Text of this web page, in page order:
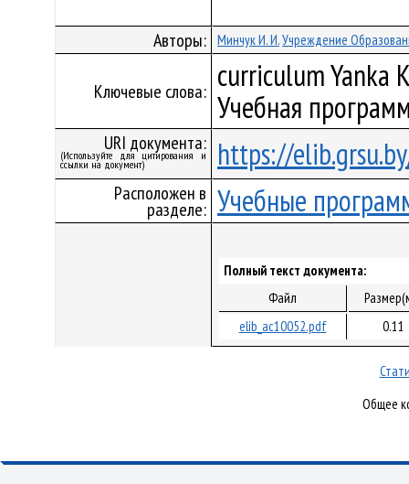
Авторы: Минчук И. И.Учреждение
Ключевые слова: curriculum Yanka
Учебная
URI документа:
(Используйте для цитирования и
ссылки на документ) https://
Расположен в
разделе: Учебные
Полный текст документа:
Файл
elib_ac10052.pdf
0.11
Общее